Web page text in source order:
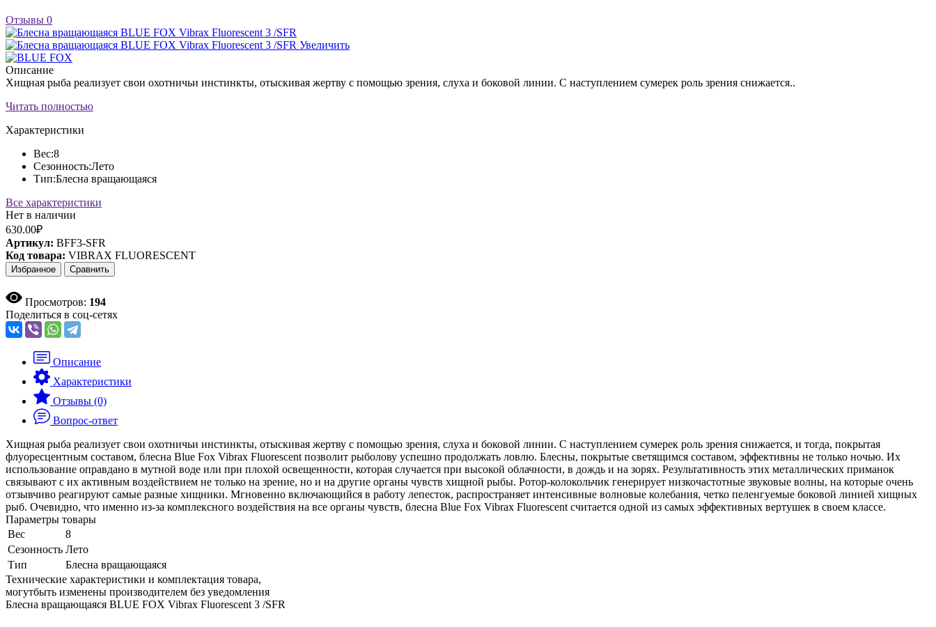
Отзывы 0
Увеличить
Описание
Хищная рыба реализует свои охотничьи инстинкты, отыскивая жертву с помощью зрения, слуха и боковой линии. С наступлением сумерек роль зрения снижается..
Читать полностью
Характеристики
Вес:8
Сезонность:Лето
Тип:Блесна вращающаяся
Все характеристики
Нет в наличии
630.00₽
Артикул: BFF3-SFR
Код товара: VIBRAX FLUORESCENT
Избранное Сравнить
Просмотров: 194
Поделиться в соц-сетях
Описание
Характеристики
Отзывы (0)
Вопрос-ответ
Хищная рыба реализует свои охотничьи инстинкты, отыскивая жертву с помощью зрения, слуха и боковой линии. С наступлением сумерек роль зрения снижается, и тогда, покрытая
флуоресцентным составом, блесна Blue Fox Vibrax Fluorescent позволит рыболову успешно продолжать ловлю. Блесны, покрытые светящимся составом, эффективны не только ночью. Их
использование оправдано в мутной воде или при плохой освещенности, которая случается при высокой облачности, в дождь и на зорях. Результативность этих металлических приманок
связывают с их активным воздействием не только на зрение, но и на другие органы чувств хищной рыбы. Ротор-колокольчик генерирует низкочастотные звуковые волны, на которые очень
отзывчиво реагируют самые разные хищники. Мгновенно включающийся в работу лепесток, распространяет интенсивные волновые колебания, четко пеленгуемые боковой линией хищных
рыб. Очевидно, что именно из-за комплексного воздействия на все органы чувств, блесна Blue Fox Vibrax Fluorescent считается одной из самых эффективных вертушек в своем классе.
Параметры товары
Вес
8
Сезонность Лето
Тип
Блесна вращающаяся
Технические характеристики и комплектация товара,
могутбыть изменены производителем без уведомления
Блесна вращающаяся BLUE FOX Vibrax Fluorescent 3 /SFR